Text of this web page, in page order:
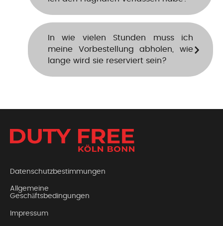
In wie vielen Stunden muss ich
meine Vorbestellung abholen, wie
lange wird sie reserviert sein?
Datenschutzbestimmungen
Allgemeine
Geschäftsbedingungen
Impressum